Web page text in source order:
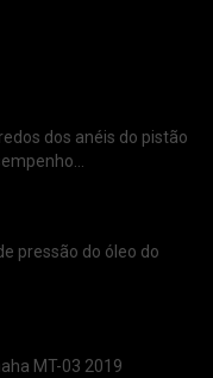
dos anéis do pistão
pressão do óleo do
MT-03 2019